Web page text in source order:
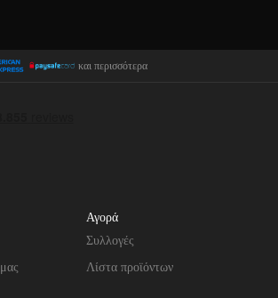
και περισσότερα
Αγορά
Συλλογές
Λίστα προϊόντων